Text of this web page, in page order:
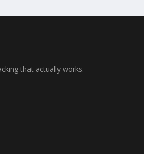
that actually works.